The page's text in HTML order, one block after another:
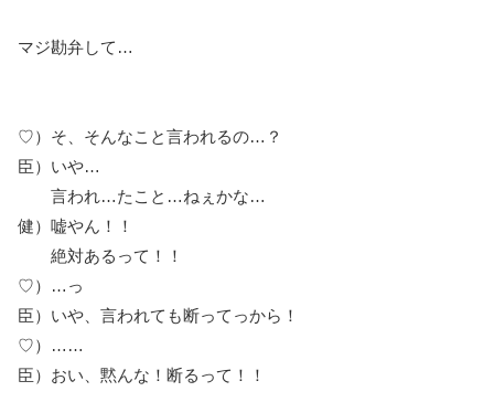
マジ勘弁して…
♡）そ、そんなこと言われるの…？
臣）いや…
言われ…たこと…ねぇかな…
健）嘘やん！！
絶対あるって！！
♡）…っ
臣）いや、言われても断ってっから！
♡）……
臣）おい、黙んな！断るって！！